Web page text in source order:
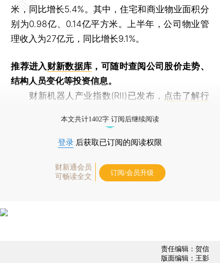
米，同比增长5.4%。其中，住宅和商业物业面积分
别为0.98亿、0.14亿平方米。上半年，公司物业管
理收入为27亿元，同比增长9.1%。
推荐进入财新数据库 ，可随时查阅公司股价走势、
结构人员变化等投资信息。
财新机器人产业指数(RII)已发布， 点击了解行
本文共计1402字 订阅后继续阅读
登录 后获取已订阅的阅读权限
财新通会员
可畅读全文
订阅/会员升级
责任编辑：贺信
版面编辑：王影